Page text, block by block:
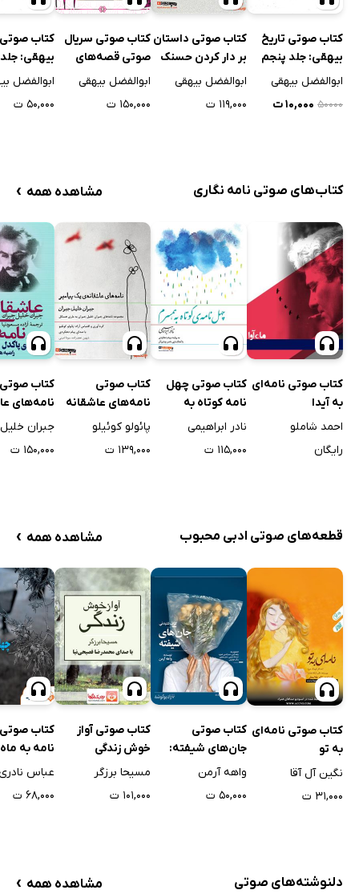
کتاب صوتی تاریخ
بیهقی: جلد پنجم
ابوالفضل بیهقی
۵۰۰۰۰ ۱۰,۰۰۰ ت
کتاب صوتی داستان
بر دار کردن حسنک
وزیر
ابوالفضل بیهقی
۱۱۹,۰۰۰ ت
کتاب صوتی سریال
صوتی قصه‌های
شیرین ایرانی، فصل
ابوالفضل بیهقی
۱۵۰,۰۰۰ ت
کتاب صوتی
بیهقی:
ابوالفضل
۵۰,۰۰۰ ت
کتاب‌های صوتی نامه نگاری مشاهده همه ›
کتاب صوتی نامه‌ای
به آیدا
احمد شاملو
رایگان
کتاب صوتی چهل
نامه کوتاه به
همسرم
نادر ابراهیمی
۱۱۵,۰۰۰ ت
کتاب صوتی
نامه‌های عاشقانه
یک پیامبر
پائولو کوئیلو
۱۳۹,۰۰۰ ت
کتاب صوتی
نامه‌های
جبران
۱۵۰,۰۰۰ ت
قطعه‌های صوتی ادبی محبوب مشاهده همه ›
کتاب صوتی نامه‌ای
به تو
نگین آل آقا
۳۱,۰۰۰ ت
کتاب صوتی
جان‌های شیفته:
دیالوگ‌های شاعرانه
واهه آرمن
۵۰,۰۰۰ ت
کتاب صوتی آواز
خوش زندگی
مسیحا برزگر
۱۰۱,۰۰۰ ت
کتاب
نامه به ماه
عباس
۶۸,۰۰۰ ت
دلنوشته‌های صوتی مشاهده همه ›